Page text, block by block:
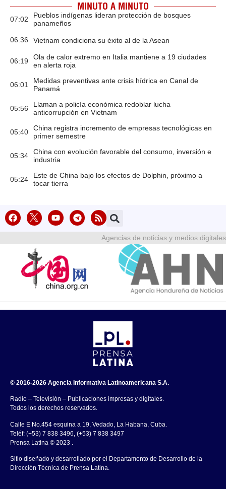
MINUTO A MINUTO
07:02
Pueblos indígenas lideran protección de bosques
panameños
06:36 Vietnam condiciona su éxito al de la Asean
06:19
Ola de calor extremo en Italia mantiene a 19 ciudades
en alerta roja
06:01
Medidas preventivas ante crisis hídrica en Canal de
Panamá
05:56
Llaman a policía económica redoblar lucha
anticorrupción en Vietnam
05:40
China registra incremento de empresas tecnológicas en
primer semestre
05:34
China con evolución favorable del consumo, inversión e
industria
05:24
Este de China bajo los efectos de Dolphin, próximo a
tocar tierra
Agencias de noticias y medios digitales
© 2016-2026 Agencia Informativa Latinoamericana S.A.
Radio – Televisión – Publicaciones impresas y digitales.
Todos los derechos reservados.
Calle E No.454 esquina a 19, Vedado, La Habana, Cuba.
Teléf: (+53) 7 838 3496, (+53) 7 838 3497
Prensa Latina © 2023 .
Sitio diseñado y desarrollado por el Departamento de Desarrollo de la
Dirección Técnica de Prensa Latina.